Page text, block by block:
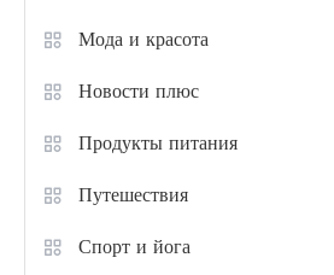
Мода и красота
Новости плюс
Продукты питания
Путешествия
Спорт и йога